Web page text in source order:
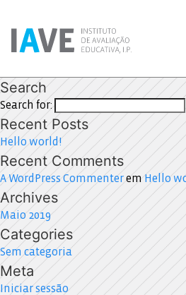
Search
Search for:
Recent Posts
Hello world!
Recent Comments
A WordPress Commenterem Hello
Archives
Maio 2019
Categories
Sem categoria
Meta
Iniciar sessão